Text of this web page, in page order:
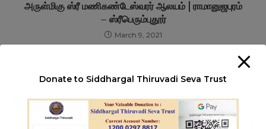
அருள்மிகு ஸ்ரீ மணிகண்டேஸ்வரர் ஆலயம் | ராமானுஜபுரம்
– ஸ்ரீபெரும்புதூர்
March 9, 2021
Leave a Reply
Donate to Siddhargal Thiruvadi Seva Trust